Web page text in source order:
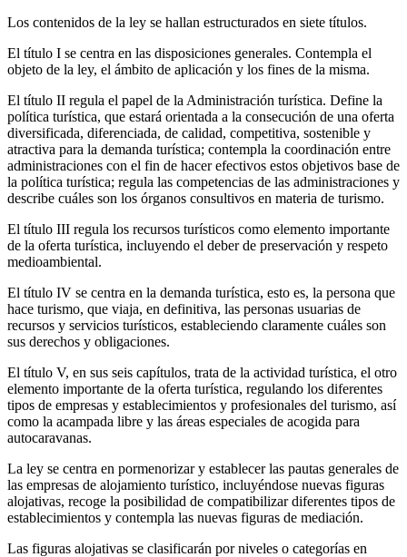
Los contenidos de la ley se hallan estructurados en siete títulos.
El título I se centra en las disposiciones generales. Contempla el
objeto de la ley, el ámbito de aplicación y los fines de la misma.
El título II regula el papel de la Administración turística. Define la
política turística, que estará orientada a la consecución de una oferta
diversificada, diferenciada, de calidad, competitiva, sostenible y
atractiva para la demanda turística; contempla la coordinación entre
administraciones con el fin de hacer efectivos estos objetivos base de
la política turística; regula las competencias de las administraciones y
describe cuáles son los órganos consultivos en materia de turismo.
El título III regula los recursos turísticos como elemento importante
de la oferta turística, incluyendo el deber de preservación y respeto
medioambiental.
El título IV se centra en la demanda turística, esto es, la persona que
hace turismo, que viaja, en definitiva, las personas usuarias de
recursos y servicios turísticos, estableciendo claramente cuáles son
sus derechos y obligaciones.
El título V, en sus seis capítulos, trata de la actividad turística, el otro
elemento importante de la oferta turística, regulando los diferentes
tipos de empresas y establecimientos y profesionales del turismo, así
como la acampada libre y las áreas especiales de acogida para
autocaravanas.
La ley se centra en pormenorizar y establecer las pautas generales de
las empresas de alojamiento turístico, incluyéndose nuevas figuras
alojativas, recoge la posibilidad de compatibilizar diferentes tipos de
establecimientos y contempla las nuevas figuras de mediación.
Las figuras alojativas se clasificarán por niveles o categorías en